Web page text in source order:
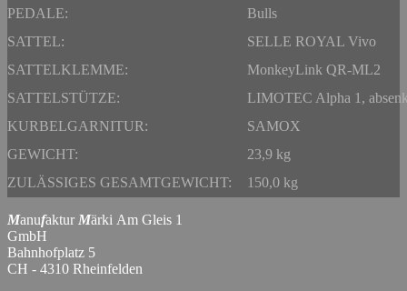
PEDALE:
Bulls
SATTEL:
SELLE ROYAL Vivo
SATTELKLEMME:
MonkeyLink QR-ML2
SATTELSTÜTZE:
LIMOTEC Alpha 1,
KURBELGARNITUR:
SAMOX
GEWICHT:
23,9 kg
ZULÄSSIGES GESAMTGEWICHT:
150,0 kg
Manufaktur Märki Am Gleis 1
GmbH
Bahnhofplatz 5
CH - 4310 Rheinfelden